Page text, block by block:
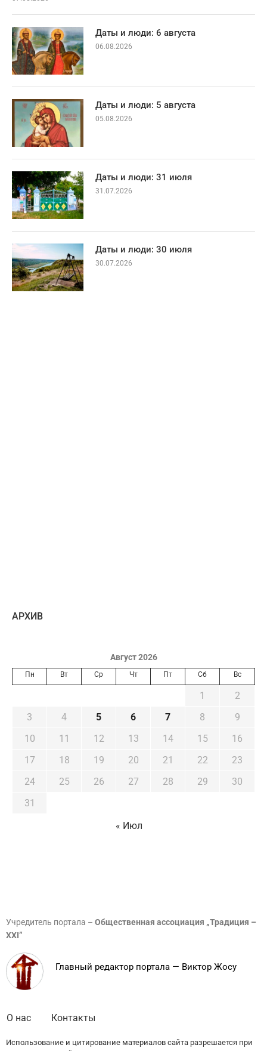
Даты и люди: 6 августа
06.08.2026
Даты и люди: 5 августа
05.08.2026
Даты и люди: 31 июля
31.07.2026
Даты и люди: 30 июля
30.07.2026
AРХИВ
Август 2026
Пн Вт Ср Чт Пт Сб Вс
1
2
3
4 5 6 7 8
9
10
11 12 13 14 15
16
17
18 19 20 21 22
23
24
25 26 27 28 29
30
31
« Июл
Учредитель портала – Общественная ассоциация „Традиция –
XXI”
Главный редактор портала — Виктор Жосу
О нас Контакты
Использование и цитирование материалов сайта разрешается при